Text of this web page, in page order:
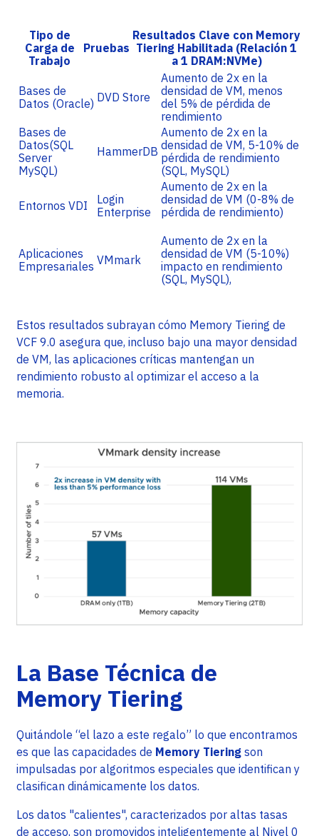
Tipo de
Carga de
Trabajo
Pruebas
Resultados Clave con Memory
Tiering Habilitada (Relación 1
a 1 DRAM:NVMe)
Bases de
Datos (Oracle) DVD Store
Aumento de 2x en la
densidad de VM, menos
del 5% de pérdida de
rendimiento
Bases de
Datos(SQL
Server
MySQL)
HammerDB
Aumento de 2x en la
densidad de VM, 5-10% de
pérdida de rendimiento
(SQL, MySQL)
Entornos VDI
Login
Enterprise
Aumento de 2x en la
densidad de VM (0-8% de
pérdida de rendimiento)
Aplicaciones
Empresariales VMmark
Aumento de 2x en la
densidad de VM (5-10%)
impacto en rendimiento
(SQL, MySQL),
Estos resultados subrayan cómo Memory Tiering de
VCF 9.0 asegura que, incluso bajo una mayor densidad
de VM, las aplicaciones críticas mantengan un
rendimiento robusto al optimizar el acceso a la
memoria.
La Base Técnica de
Memory Tiering
Quitándole “el lazo a este regalo” lo que encontramos
es que las capacidades de Memory Tiering son
impulsadas por algoritmos especiales que identifican y
clasifican dinámicamente los datos.
Los datos "calientes", caracterizados por altas tasas
de acceso, son promovidos inteligentemente al Nivel 0